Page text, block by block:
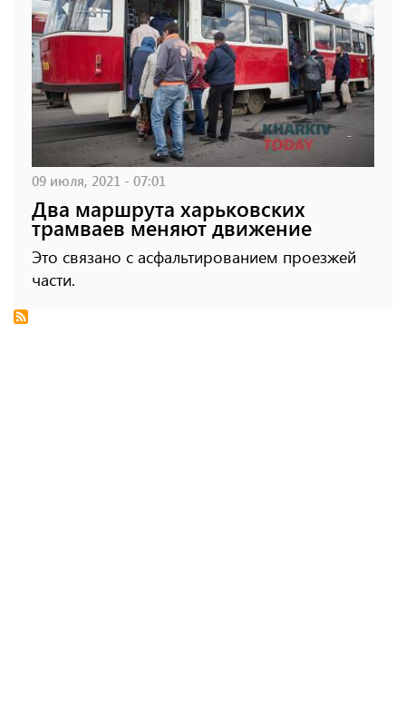
09 июля, 2021 - 07:01
Два маршрута харьковских
трамваев меняют движение
Это связано с асфальтированием проезжей
части.